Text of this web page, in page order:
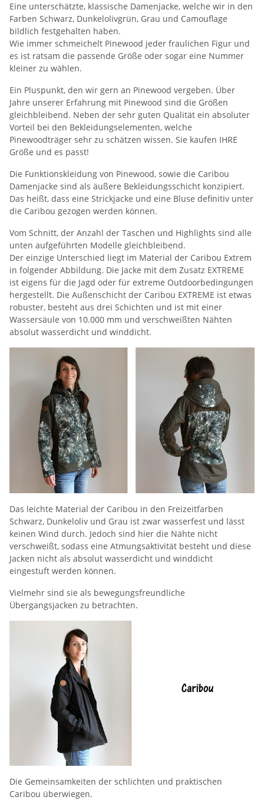
Eine unterschätzte, klassische Damenjacke, welche wir in den
Farben Schwarz, Dunkelolivgrün, Grau und Camouflage
bildlich festgehalten haben.
Wie immer schmeichelt Pinewood jeder fraulichen Figur und
es ist ratsam die passende Größe oder sogar eine Nummer
kleiner zu wählen.
Ein Pluspunkt, den wir gern an Pinewood vergeben. Über
Jahre unserer Erfahrung mit Pinewood sind die Größen
gleichbleibend. Neben der sehr guten Qualität ein absoluter
Vorteil bei den Bekleidungselementen, welche
Pinewoodträger sehr zu schätzen wissen. Sie kaufen IHRE
Größe und es passt!
Die Funktionskleidung von Pinewood, sowie die Caribou
Damenjacke sind als äußere Bekleidungsschicht konzipiert.
Das heißt, dass eine Strickjacke und eine Bluse definitiv unter
die Caribou gezogen werden können.
Vom Schnitt, der Anzahl der Taschen und Highlights sind alle
unten aufgeführten Modelle gleichbleibend.
Der einzige Unterschied liegt im Material der Caribou Extrem
in folgender Abbildung. Die Jacke mit dem Zusatz EXTREME
ist eigens für die Jagd oder für extreme Outdoorbedingungen
hergestellt. Die Außenschicht der Caribou EXTREME ist etwas
robuster, besteht aus drei Schichten und ist mit einer
Wassersäule von 10.000 mm und verschweißten Nähten
absolut wasserdicht und winddicht.
Das leichte Material der Caribou in den Freizeitfarben
Schwarz, Dunkeloliv und Grau ist zwar wasserfest und lässt
keinen Wind durch. Jedoch sind hier die Nähte nicht
verschweißt, sodass eine Atmungsaktivität besteht und diese
Jacken nicht als absolut wasserdicht und winddicht
eingestuft werden können.
Vielmehr sind sie als bewegungsfreundliche
Übergangsjacken zu betrachten.
Die Gemeinsamkeiten der schlichten und praktischen
Caribou überwiegen.